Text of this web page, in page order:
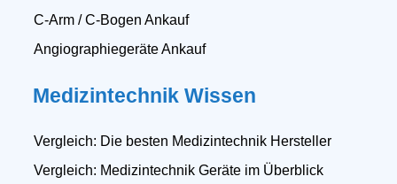
C-Arm / C-Bogen Ankauf
Angiographiegeräte Ankauf
Medizintechnik Wissen
Vergleich: Die besten Medizintechnik Hersteller
Vergleich: Medizintechnik Geräte im Überblick